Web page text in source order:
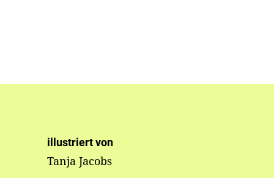
illustriert von
Tanja Jacobs